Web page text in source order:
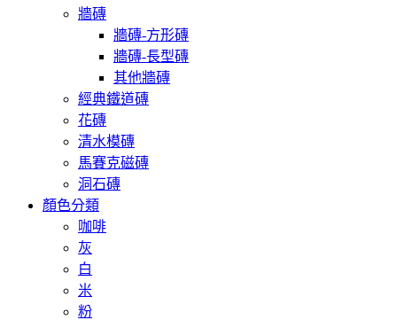
牆磚
牆磚-方形磚
牆磚-長型磚
其他牆磚
經典鐵道磚
花磚
清水模磚
馬賽克磁磚
洞石磚
顏色分類
咖啡
灰
白
米
粉